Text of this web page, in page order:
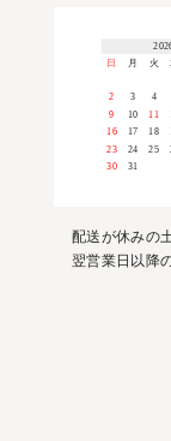
日
月 火
2 3 4
9
10 11
16
17 18
23 24 25
30
31
配送が休みの
翌営業日以降